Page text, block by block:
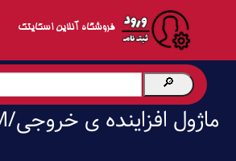
فروشگاه آنلاین اسکایتک
ماژول افزاینده ی خروجی/PWM